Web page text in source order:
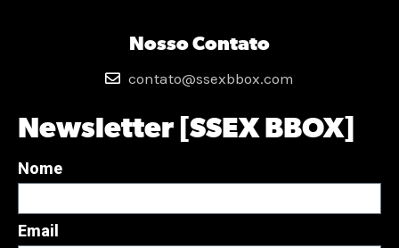
Nosso Contato
contato@ssexbbox.com
Newsletter [SSEX BBOX]
Nome
Email